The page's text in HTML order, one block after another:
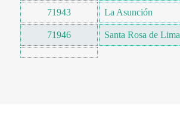
71943 La Asunción
71946 Santa Rosa de Lima